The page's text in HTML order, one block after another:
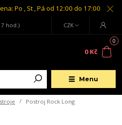
Po , St , Pá od 12:00 do 17:00
Menu
CZK
hod.)
0
0 Kč
Postroj Rock Long